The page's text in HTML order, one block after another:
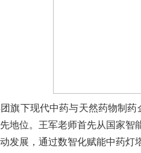
旗下现代中药与天然药物制药
地位。王军老师首先从国家
动发展，通过数智化赋能中药